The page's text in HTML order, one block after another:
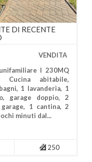
DI RECENTE
VENDITA
I 230MQ
Cucina abitabile,
1 lavanderia, 1
garage doppio, 2
1 cantina, 2
minuti dal...
250